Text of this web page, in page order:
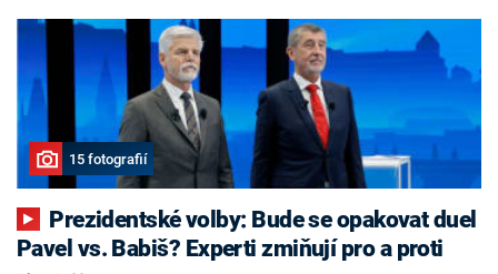
15 fotografií
Pavel vs. Babiš? Experti zmiňují pro a proti